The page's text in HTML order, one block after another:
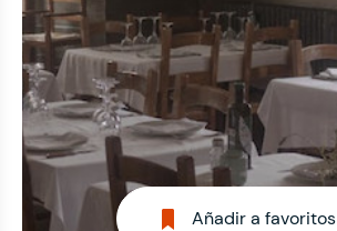
Añadir a favoritos